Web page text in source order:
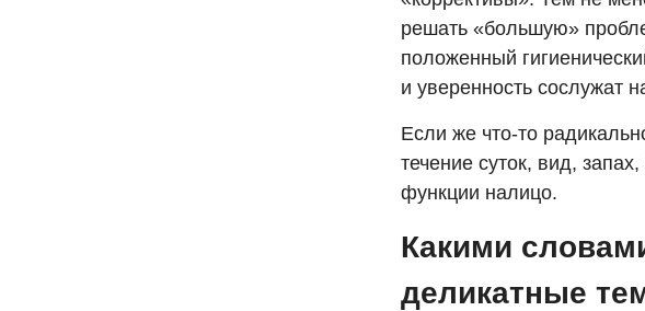
решать «большую»
положенный
и уверенность сослужат
Если же что-то
течение суток, вид,
функции налицо.
Какими
деликатные